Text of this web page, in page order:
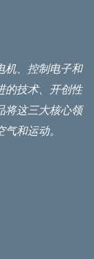
机、控制电子和
的技术、开创性
将这三大核心领
和运动。